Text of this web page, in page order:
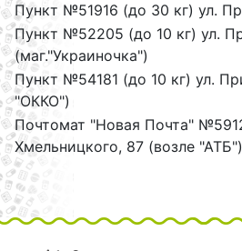
Пункт №51916 (до 30 кг) ул.
Пункт №52205 (до 10 кг) ул.
(маг."Украиночка")
Пункт №54181 (до 10 кг) ул.
"ОККО")
Почтомат "Новая Почта"
Хмельницкого, 87 (возле "АТБ")